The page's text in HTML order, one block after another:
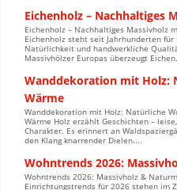
Eichenholz – Nachhaltiges
Eichenholz – Nachhaltiges Massivholz
Eichenholz steht seit Jahrhunderten für
Natürlichkeit und handwerkliche
Massivhölzer Europas überzeugt
Wanddekoration mit Holz:
Wärme
Wanddekoration mit Holz: Natürliche
Wärme Holz erzählt Geschichten –
Charakter. Es erinnert an
den Klang knarrender Dielen....
Wohntrends 2026:
Wohntrends 2026: Massivholz &
Einrichtungstrends für 2026 stehen im